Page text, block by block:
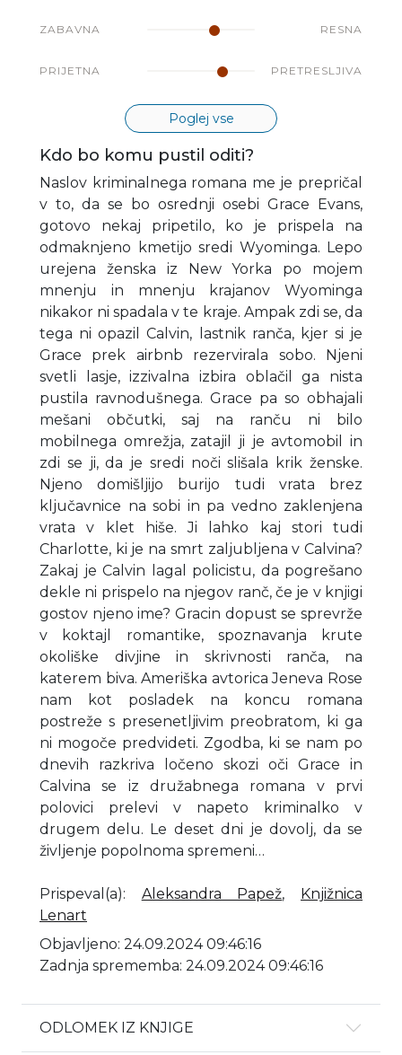
ZABAVNA RESNA
PRIJETNA PRETRESLJIVA
Poglej vse
Kdo bo komu pustil oditi?
Naslov kriminalnega romana me je prepričal
v to, da se bo osrednji osebi Grace Evans,
gotovo nekaj pripetilo, ko je prispela na
odmaknjeno kmetijo sredi Wyominga. Lepo
urejena ženska iz New Yorka po mojem
mnenju in mnenju krajanov Wyominga
nikakor ni spadala v te kraje. Ampak zdi se, da
tega ni opazil Calvin, lastnik ranča, kjer si je
Grace prek airbnb rezervirala sobo. Njeni
svetli lasje, izzivalna izbira oblačil ga nista
pustila ravnodušnega. Grace pa so obhajali
mešani občutki, saj na ranču ni bilo
mobilnega omrežja, zatajil ji je avtomobil in
zdi se ji, da je sredi noči slišala krik ženske.
Njeno domišljijo burijo tudi vrata brez
ključavnice na sobi in pa vedno zaklenjena
vrata v klet hiše. Ji lahko kaj stori tudi
Charlotte, ki je na smrt zaljubljena v Calvina?
Zakaj je Calvin lagal policistu, da pogrešano
dekle ni prispelo na njegov ranč, če je v knjigi
gostov njeno ime? Gracin dopust se sprevrže
v koktajl romantike, spoznavanja krute
okoliške divjine in skrivnosti ranča, na
katerem biva. Ameriška avtorica Jeneva Rose
nam kot posladek na koncu romana
postreže s presenetljivim preobratom, ki ga
ni mogoče predvideti. Zgodba, ki se nam po
dnevih razkriva ločeno skozi oči Grace in
Calvina se iz družabnega romana v prvi
polovici prelevi v napeto kriminalko v
drugem delu. Le deset dni je dovolj, da se
življenje popolnoma spremeni…
Prispeval(a): Aleksandra Papež, Knjižnica
Lenart
Objavljeno: 24.09.2024 09:46:16
Zadnja sprememba: 24.09.2024 09:46:16
ODLOMEK IZ KNJIGE